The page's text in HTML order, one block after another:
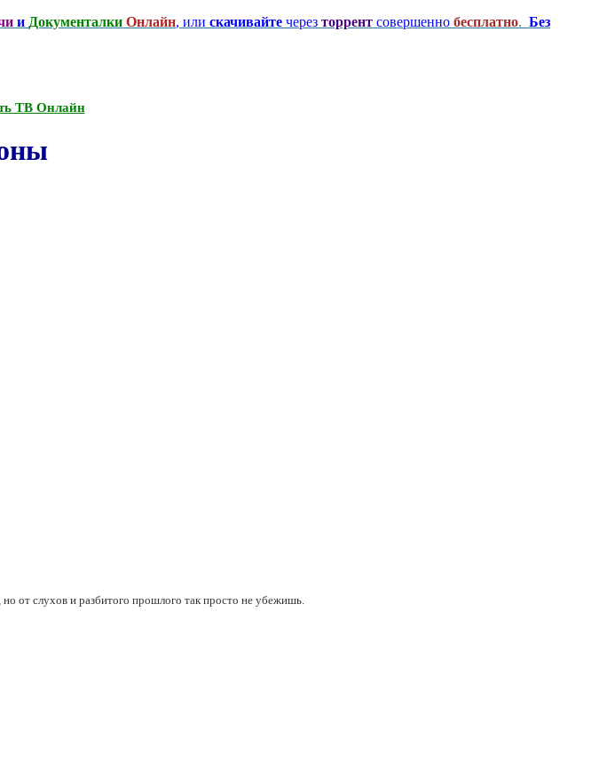
и Документалки Онлайн, или скачивайте через торрент совершенно бесплатно. Без
ТВ Онлайн
от слухов и разбитого прошлого так просто не убежишь.